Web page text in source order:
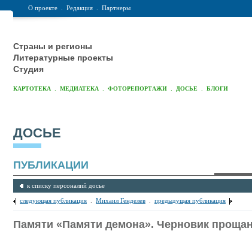
О проекте Редакция Партнеры
Страны и регионы
Литературные проекты
Студия
КАРТОТЕКА МЕДИАТЕКА ФОТОРЕПОРТАЖИ ДОСЬЕ БЛОГИ
ДОСЬЕ
ПУБЛИКАЦИИ
к списку персоналий досье
следующая публикация Михаил Генделев предыдущая публикация
Памяти «Памяти демона». Черновик